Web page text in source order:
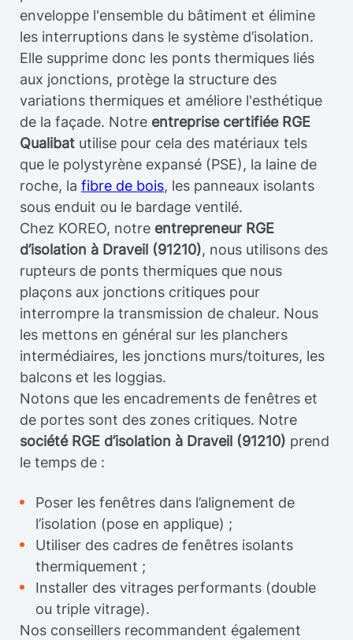
enveloppe l'ensemble du bâtiment et élimine
les interruptions dans le système d’isolation.
Elle supprime donc les ponts thermiques liés
aux jonctions, protège la structure des
variations thermiques et améliore l'esthétique
de la façade. Notre entreprise certifiée RGE
Qualibat utilise pour cela des matériaux tels
que le polystyrène expansé (PSE), la laine de
roche, la fibre de bois, les panneaux isolants
sous enduit ou le bardage ventilé.
Chez KOREO, notre entrepreneur RGE
d’isolation à Draveil (91210), nous utilisons des
rupteurs de ponts thermiques que nous
plaçons aux jonctions critiques pour
interrompre la transmission de chaleur. Nous
les mettons en général sur les planchers
intermédiaires, les jonctions murs/toitures, les
balcons et les loggias.
Notons que les encadrements de fenêtres et
de portes sont des zones critiques. Notre
société RGE d’isolation à Draveil (91210) prend
le temps de :
Poser les fenêtres dans l’alignement de
l’isolation (pose en applique) ;
Utiliser des cadres de fenêtres isolants
thermiquement ;
Installer des vitrages performants (double
ou triple vitrage).
Nos conseillers recommandent également